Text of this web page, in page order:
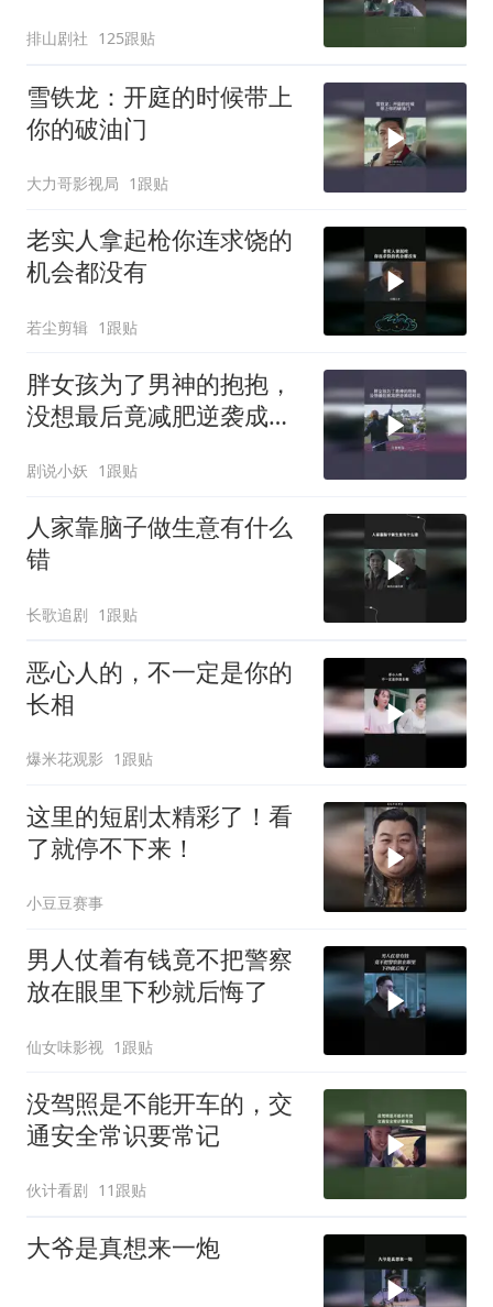
排山剧社 125跟贴
雪铁龙：开庭的时候带上
你的破油门
大力哥影视局 1跟贴
老实人拿起枪你连求饶的
机会都没有
若尘剪辑 1跟贴
胖女孩为了男神的抱抱，
没想最后竟减肥逆袭成校
剧说小妖 1跟贴
人家靠脑子做生意有什么
错
长歌追剧 1跟贴
恶心人的，不一定是你的
长相
爆米花观影 1跟贴
这里的短剧太精彩了！看
了就停不下来！
小豆豆赛事
男人仗着有钱竟不把警察
放在眼里下秒就后悔了
仙女味影视 1跟贴
没驾照是不能开车的，交
通安全常识要常记
伙计看剧 11跟贴
大爷是真想来一炮